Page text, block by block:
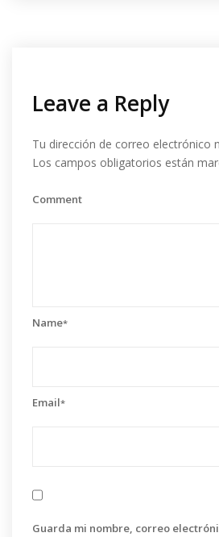
Leave a Reply
Tu dirección de correo electrónico
Los campos obligatorios están
Comment
Name*
Email*
Guarda mi nombre, correo